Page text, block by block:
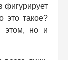
фигурирует
это такое?
этом, но и